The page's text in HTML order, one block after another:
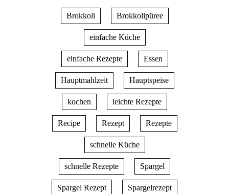
Brokkoli Brokkolipüree
einfache Küche
einfache Rezepte Essen
Hauptmahlzeit Hauptspeise
kochen leichte Rezepte
Recipe Rezept Rezepte
schnelle Küche
schnelle Rezepte Spargel
Spargel Rezept Spargelrezept